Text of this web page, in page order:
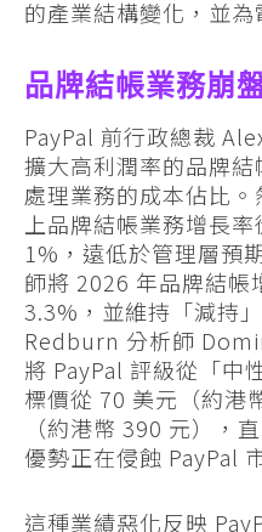
的產業結構變化，並
品牌結帳業務崩
PayPal 前行政總裁
擴大高利潤率的品牌
處理業務的成本佔比
上品牌結帳業務增長
1%，遠低於管理層預
師將 2026 年品牌結帳
3.3%，並維持「減持
Redburn 分析師
將 PayPal 評級從「中
標價從 70 美元（約港
（約港幣 390 元），
優勢正在侵蝕 PayPal
這種業績惡化反映